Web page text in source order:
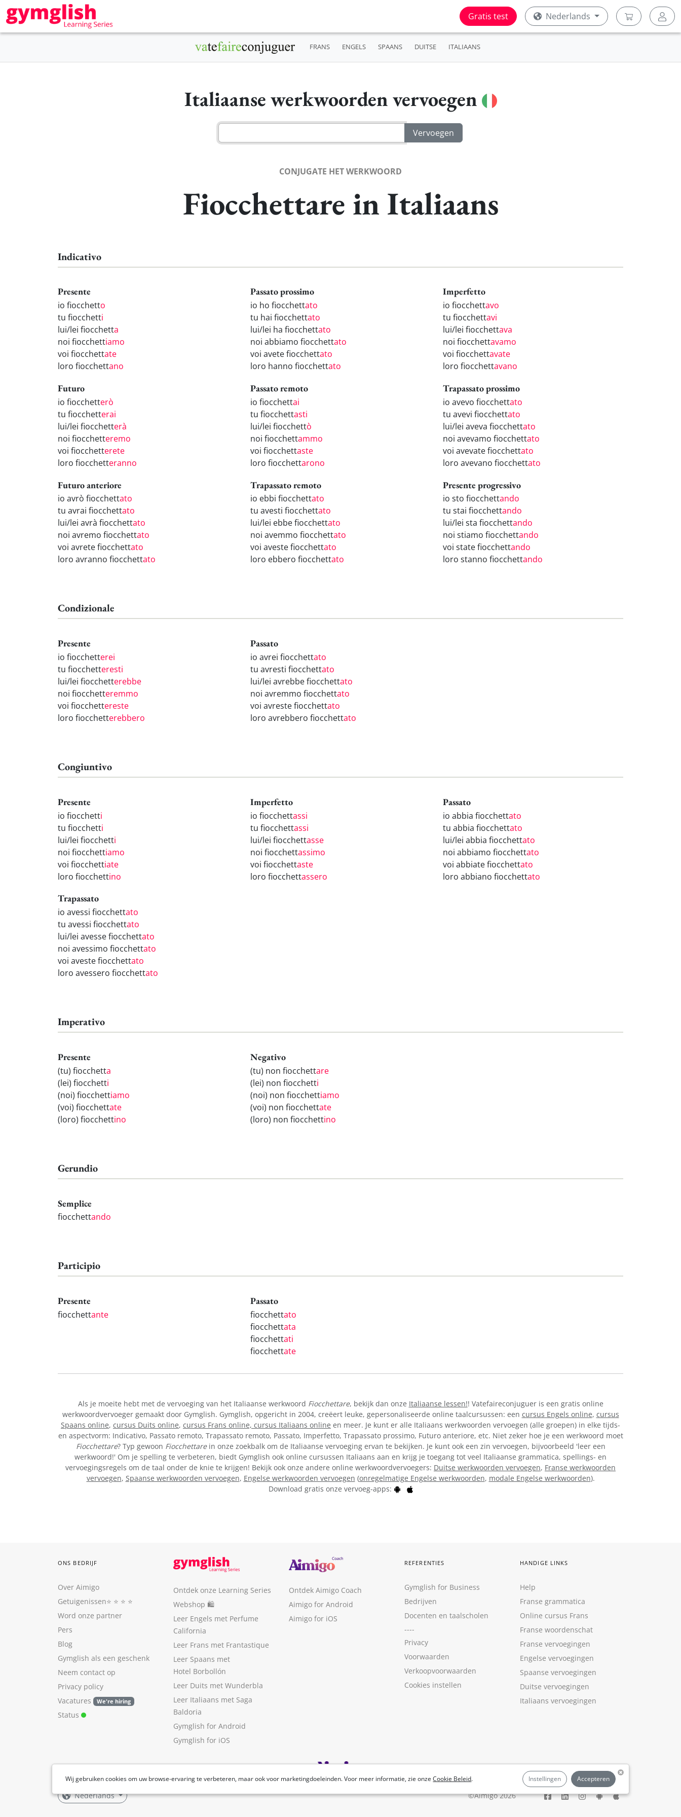
Gratis test Nederlands
FRANS ENGELS SPAANS DUITSE ITALIAANS
Italiaanse werkwoorden vervoegen
CONJUGATE HET WERKWOORD
Fiocchettare in Italiaans
Indicativo
Presente
io fiocchetto
tu fiocchetti
lui/lei fiocchetta
noi fiocchettiamo
voi fiocchettate
loro fiocchettano
Passato prossimo
io ho fiocchettato
tu hai fiocchettato
lui/lei ha fiocchettato
noi abbiamo fiocchettato
voi avete fiocchettato
loro hanno fiocchettato
Imperfetto
io fiocchettavo
tu fiocchettavi
lui/lei fiocchettava
noi fiocchettavamo
voi fiocchettavate
loro fiocchettavano
Futuro
io fiocchetterò
tu fiocchetterai
lui/lei fiocchetterà
noi fiocchetteremo
voi fiocchetterete
loro fiocchetteranno
Passato remoto
io fiocchettai
tu fiocchettasti
lui/lei fiocchettò
noi fiocchettammo
voi fiocchettaste
loro fiocchettarono
Trapassato prossimo
io avevo fiocchettato
tu avevi fiocchettato
lui/lei aveva fiocchettato
noi avevamo fiocchettato
voi avevate fiocchettato
loro avevano fiocchettato
Futuro anteriore
io avrò fiocchettato
tu avrai fiocchettato
lui/lei avrà fiocchettato
noi avremo fiocchettato
voi avrete fiocchettato
loro avranno fiocchettato
Trapassato remoto
io ebbi fiocchettato
tu avesti fiocchettato
lui/lei ebbe fiocchettato
noi avemmo fiocchettato
voi aveste fiocchettato
loro ebbero fiocchettato
Presente progressivo
io sto fiocchettando
tu stai fiocchettando
lui/lei sta fiocchettando
noi stiamo fiocchettando
voi state fiocchettando
loro stanno fiocchettando
Condizionale
Presente
io fiocchetterei
tu fiocchetteresti
lui/lei fiocchetterebbe
noi fiocchetteremmo
voi fiocchettereste
loro fiocchetterebbero
Passato
io avrei fiocchettato
tu avresti fiocchettato
lui/lei avrebbe fiocchettato
noi avremmo fiocchettato
voi avreste fiocchettato
loro avrebbero fiocchettato
Congiuntivo
Presente
io fiocchetti
tu fiocchetti
lui/lei fiocchetti
noi fiocchettiamo
voi fiocchettiate
loro fiocchettino
Imperfetto
io fiocchettassi
tu fiocchettassi
lui/lei fiocchettasse
noi fiocchettassimo
voi fiocchettaste
loro fiocchettassero
Passato
io abbia fiocchettato
tu abbia fiocchettato
lui/lei abbia fiocchettato
noi abbiamo fiocchettato
voi abbiate fiocchettato
loro abbiano fiocchettato
Trapassato
io avessi fiocchettato
tu avessi fiocchettato
lui/lei avesse fiocchettato
noi avessimo fiocchettato
voi aveste fiocchettato
loro avessero fiocchettato
Imperativo
Presente
(tu) fiocchetta
(lei) fiocchetti
(noi) fiocchettiamo
(voi) fiocchettate
(loro) fiocchettino
Negativo
(tu) non fiocchettare
(lei) non fiocchetti
(noi) non fiocchettiamo
(voi) non fiocchettate
(loro) non fiocchettino
Gerundio
Semplice
fiocchettando
Participio
Presente
fiocchettante
Passato
fiocchettato
fiocchettata
fiocchettati
fiocchettate
Als je moeite hebt met de vervoeging van het Italiaanse werkwoord Fiocchettare, bekijk dan onze Italiaanse lessen!! Vatefaireconjuguer is een gratis online
werkwoordvervoeger gemaakt door Gymglish. Gymglish, opgericht in 2004, creëert leuke, gepersonaliseerde online taalcursussen: een cursus Engels online, cursus
Spaans online, cursus Duits online, cursus Frans online, cursus Italiaans online en meer. Je kunt er alle Italiaans werkwoorden vervoegen (alle groepen) in elke tijds-
en aspectvorm: Indicativo, Passato remoto, Trapassato remoto, Passato, Imperfetto, Trapassato prossimo, Futuro anteriore, etc. Niet zeker hoe je een werkwoord moet
Fiocchettare? Typ gewoon Fiocchettarein onze zoekbalk om de Italiaanse vervoeging ervan te bekijken. Je kunt ook een zin vervoegen, bijvoorbeeld 'leer een
werkwoord!' Om je spelling te verbeteren, biedt Gymglish ook online cursussen Italiaans aan en krijg je toegang tot veel Italiaanse grammatica, spellings- en
vervoegingsregels om de taal onder de knie te krijgen! Bekijk ook onze andere online werkwoordvervoegers: Duitse werkwoorden vervoegen, Franse werkwoorden
vervoegen, Spaanse werkwoorden vervoegen, Engelse werkwoorden vervoegen (onregelmatige Engelse werkwoorden, modale Engelse werkwoorden).
Download gratis onze vervoeg-apps:
Wij gebruiken cookies om uw browse-ervaring te verbeteren, maar ook voor marketingdoeleinden. Voor meer informatie, zie onzeCookie Beleid. Instellingen Accepteren
ONS BEDRIJF
Over Aimigo
Getuigenissen⭐️ ⭐️ ⭐️ ⭐️
Word onze partner
Pers
Blog
Gymglish als een geschenk
Neem contact op
Privacy policy
Vacatures
We're hiring
Status
Ontdek onze Learning Series
Webshop 🛍
Leer Engels met Perfume
California
Leer Frans met Frantastique
Leer Spaans met
Hotel Borbollón
Leer Duits met Wunderbla
Leer Italiaans met Saga
Baldoria
Gymglish for Android
Gymglish for iOS
Ontdek Aimigo Coach
Aimigo for Android
Aimigo for iOS
REFERENTIES
Gymglish for Business
Bedrijven
Docenten en taalscholen
----
Privacy
Voorwaarden
Verkoopvoorwaarden
Cookies instellen
HANDIGE LINKS
Help
Franse grammatica
Online cursus Frans
Franse woordenschat
Franse vervoegingen
Engelse vervoegingen
Spaanse vervoegingen
Duitse vervoegingen
Italiaans vervoegingen
Nederlands ©Aimigo 2026